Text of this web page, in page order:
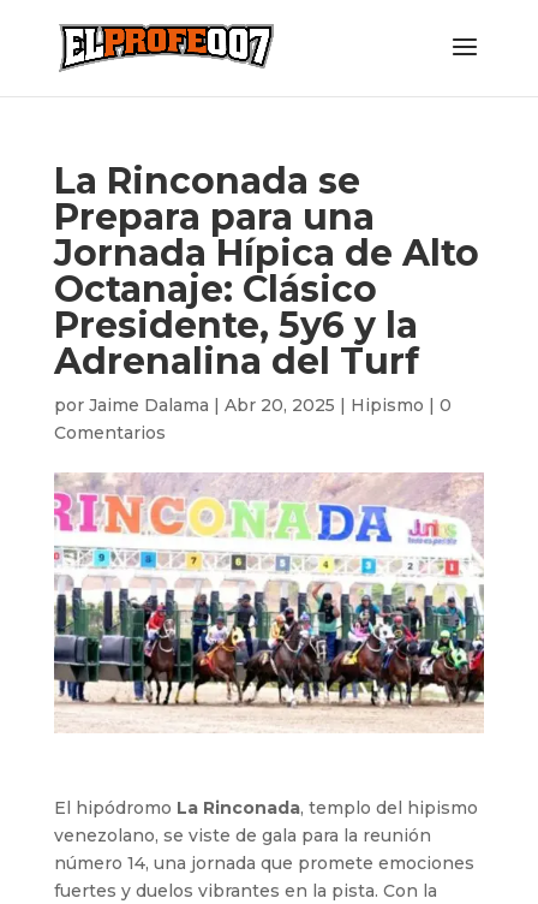
La Rinconada se
Prepara para una
Jornada Hípica de Alto
Octanaje: Clásico
Presidente, 5y6 y la
Adrenalina del Turf
por Jaime Dalama | Abr 20, 2025 | Hipismo | 0
Comentarios
El hipódromo La Rinconada, templo del hipismo
venezolano, se viste de gala para la reunión
número 14, una jornada que promete emociones
fuertes y duelos vibrantes en la pista. Con la